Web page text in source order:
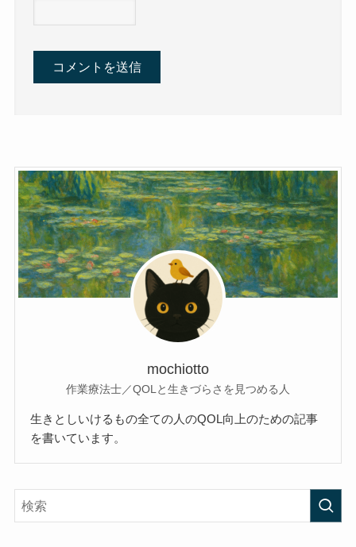
mochiotto
作業療法士／QOLと生きづらさを見つめる人
生きとしいけるもの全ての人のQOL向上のための記事
を書いています。